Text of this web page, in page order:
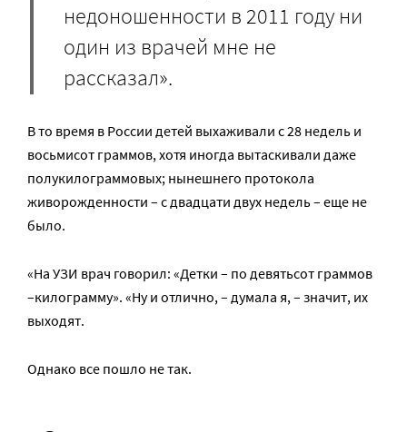
недоношенности в 2011 году ни
один из врачей мне не
рассказал».
В то время в России детей выхаживали с 28 недель и
восьмисот граммов, хотя иногда вытаскивали даже
полукилограммовых; нынешнего протокола
живорожденности – с двадцати двух недель – еще не
было.
«На УЗИ врач говорил: «Детки – по девятьсот граммов
–килограмму». «Ну и отлично, – думала я, – значит, их
выходят.
Однако все пошло не так.